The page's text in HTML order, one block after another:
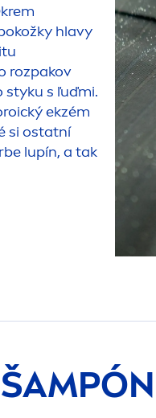
hlavy
rozpakov
styku s ľuďmi.
ekzém
si ostatní
lupín, a tak